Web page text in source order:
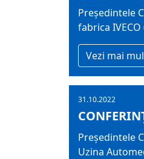
Președintele
fabrica
Vezi mai
31.10.2022
Președintele
Uzina